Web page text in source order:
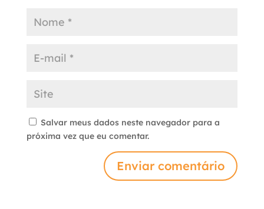
Salvar meus dados neste navegador para a
próxima vez que eu comentar.
Enviar comentário